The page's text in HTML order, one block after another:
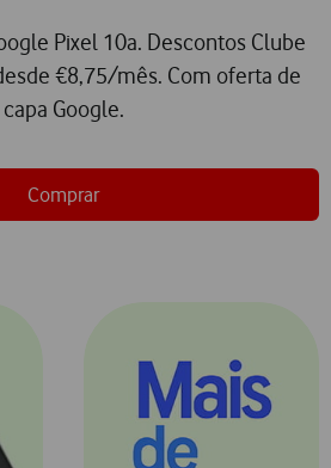
Pixel 10a. Descontos Clube
€8,75/mês. Com oferta de
capa Google.
Comprar